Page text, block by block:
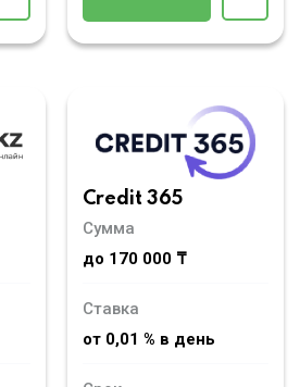
Credit 365
Сумма
до 170 000 ₸
Ставка
от 0,01 % в день